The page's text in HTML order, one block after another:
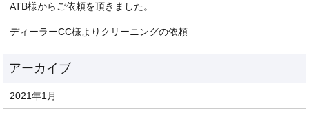
ATB様からご依頼を頂きました。
ディーラーCC様よりクリーニングの依頼
2021年1月